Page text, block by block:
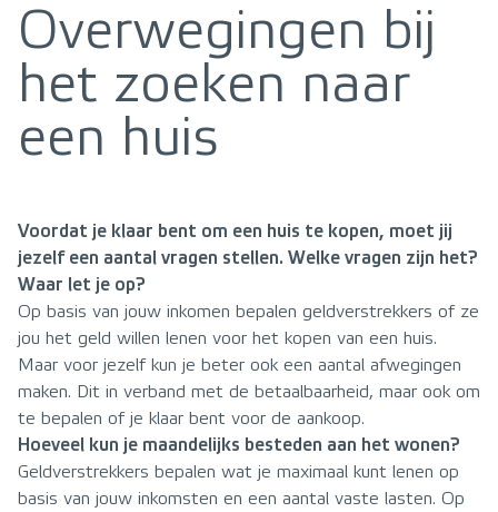
Overwegingen bij
het zoeken naar
een huis
Voordat je klaar bent om een huis te kopen, moet jij
jezelf een aantal vragen stellen. Welke vragen zijn het?
Waar let je op?
Op basis van jouw inkomen bepalen geldverstrekkers of ze
jou het geld willen lenen voor het kopen van een huis.
Maar voor jezelf kun je beter ook een aantal afwegingen
maken. Dit in verband met de betaalbaarheid, maar ook om
te bepalen of je klaar bent voor de aankoop.
Hoeveel kun je maandelijks besteden aan het wonen?
Geldverstrekkers bepalen wat je maximaal kunt lenen op
basis van jouw inkomsten en een aantal vaste lasten. Op